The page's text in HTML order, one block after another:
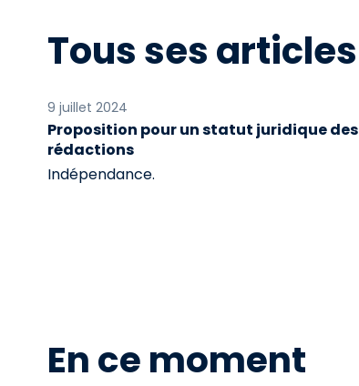
Tous ses articles
9 juillet 2024
Proposition pour un statut juridique des
rédactions
Indépendance.
En ce moment